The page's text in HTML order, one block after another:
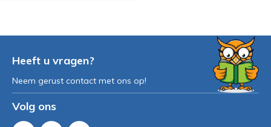
Heeft u vragen?
Neem gerust contact met ons op!
Volg ons